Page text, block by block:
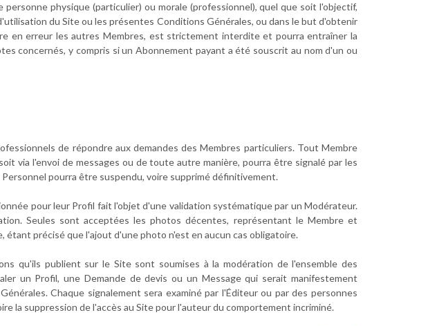
physique (particulier) ou morale (professionnel), quel que soit l'objectif,
du Site ou les présentes Conditions Générales, ou dans le but d'obtenir
en erreur les autres Membres, est strictement interdite et pourra entraîner la
concernés, y compris si un Abonnement payant a été souscrit au nom d'un ou
de répondre aux demandes des Membres particuliers. Tout Membre
via l'envoi de messages ou de toute autre manière, pourra être signalé par les
pourra être suspendu, voire supprimé définitivement.
pour leur Profil fait l'objet d'une validation systématique par un Modérateur.
Seules sont acceptées les photos décentes, représentant le Membre et
étant précisé que l'ajout d'une photo n'est en aucun cas obligatoire.
qu'ils publient sur le Site sont soumises à la modération de l'ensemble des
un Profil, une Demande de devis ou un Message qui serait manifestement
Chaque signalement sera examiné par l'Éditeur ou par des personnes
la suppression de l'accès au Site pour l'auteur du comportement incriminé.